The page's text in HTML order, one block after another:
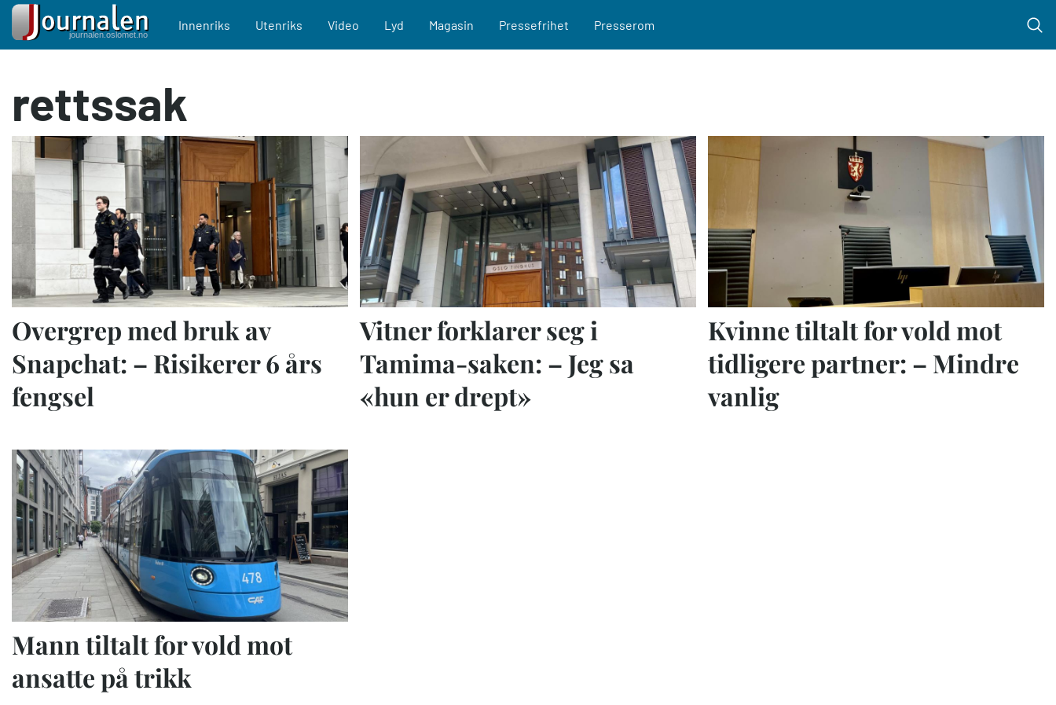
hovedinnhold
Main navigation
Innenriks Utenriks Video Lyd Magasin Pressefrihet Presserom
rettssak
Overgrep med bruk av
Snapchat: – Risikerer 6 års
fengsel
Vitner forklarer seg i
Tamima-saken: – Jeg sa
«hun er drept»
Kvinne tiltalt for vold mot
tidligere partner: – Mindre
vanlig
Mann tiltalt for vold mot
ansatte på trikk